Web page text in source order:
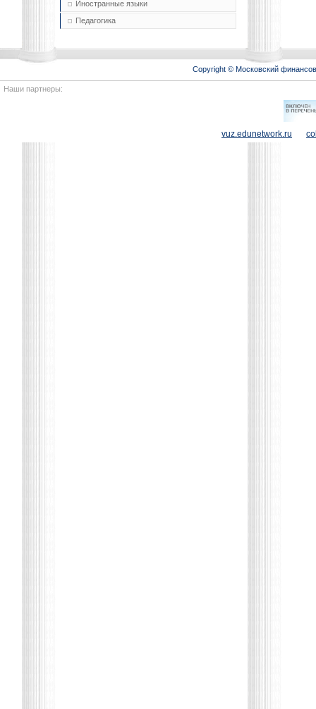
Иностранные языки
Педагогика
Copyright © Московский
Наши партнеры:
vuz.edunetwork.ru